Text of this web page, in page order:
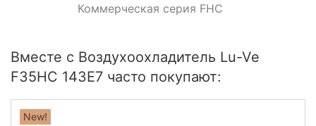
Коммерческая серия FHC
Вместе с Воздухоохладитель Lu-Ve
F35HC 143E7 часто покупают:
New!